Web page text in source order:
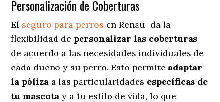
Personalización de Coberturas
El seguro para perros en Renau da la
flexibilidad de personalizar las coberturas
de acuerdo a las necesidades individuales de
cada dueño y su perro. Esto permite adaptar
la póliza a las particularidades específicas de
tu mascota y a tu estilo de vida, lo que